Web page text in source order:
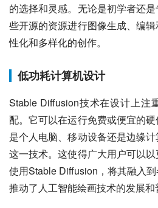
的选择和灵感。无论是初学者还
些开源的资源进行图像生成、编
性化和多样化的创作。
低功耗计算机设计
Stable Diffusion技术在设计上注
配。它可以在运行免费或便宜的
是个人电脑、移动设备还是边缘
这一技术。这使得广大用户可以
使用Stable Diffusion，将其融入
推动了人工智能绘画技术的发展和